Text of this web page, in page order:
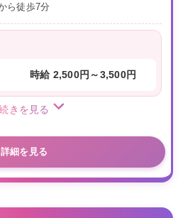
ら徒歩7分
時給 2,500円～3,500円
きを見る
詳細を見る